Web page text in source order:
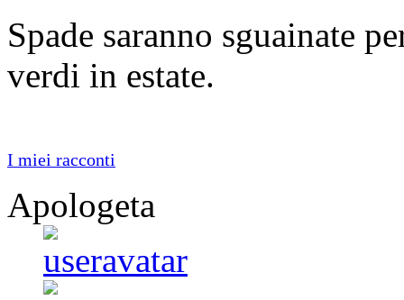
Spade saranno sguainate
verdi in estate.
I miei racconti
Apologeta